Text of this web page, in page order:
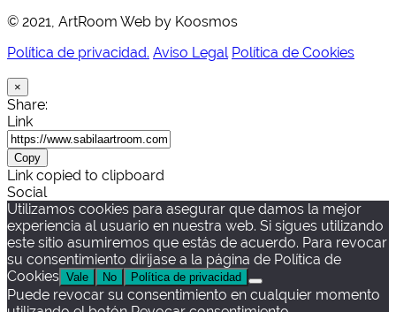
© 2021, ArtRoom Web by Koosmos
Política de privacidad. Aviso Legal Política de Cookies
×
Share:
Link
Copy
Link copied to clipboard
Social
Utilizamos cookies para asegurar que damos la mejor
experiencia al usuario en nuestra web. Si sigues utilizando
este sitio asumiremos que estás de acuerdo. Para revocar
su consentimiento dirijase a la página de Política de
Cookies Vale No Política de privacidad
Puede revocar su consentimiento en cualquier momento